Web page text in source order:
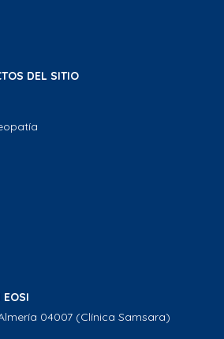
DEL SITIO
EOSI
04007 (Clínica Samsara)